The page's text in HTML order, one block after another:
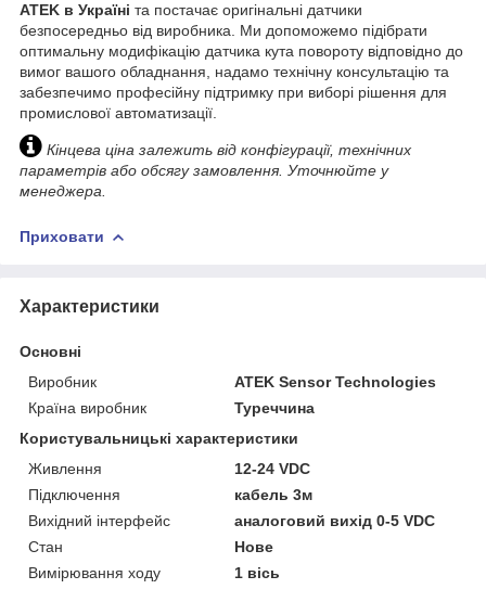
ATEK в Україні та постачає оригінальні датчики
безпосередньо від виробника. Ми допоможемо підібрати
оптимальну модифікацію датчика кута повороту відповідно до
вимог вашого обладнання, надамо технічну консультацію та
забезпечимо професійну підтримку при виборі рішення для
промислової автоматизації.
Кінцева ціна залежить від конфігурації, технічних
параметрів або обсягу замовлення. Уточнюйте у
менеджера.
Приховати
Характеристики
Основні
Виробник
ATEK Sensor Technologies
Країна виробник
Туреччина
Користувальницькі характеристики
Живлення
12-24 VDC
Підключення
кабель 3м
Вихідний інтерфейс
аналоговий вихід 0-5 VDC
Стан
Нове
Вимірювання ходу
1 вісь